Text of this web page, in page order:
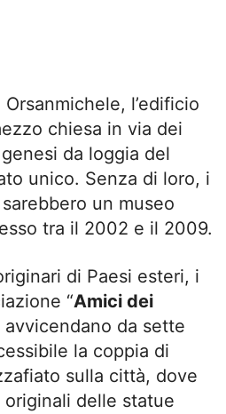
l’edificio
chiesa in via dei
da loggia del
unico. Senza di loro, i
un museo
tra il 2002 e il 2009.
di Paesi esteri, i
“Amici dei
avvicendano da sette
la coppia di
sulla città, dove
delle statue